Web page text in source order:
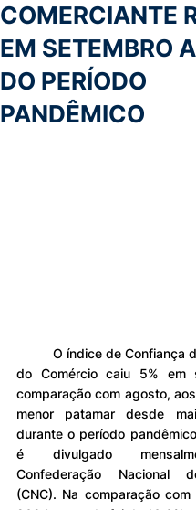
COMERCIANTE
EM SETEMBRO
DO PERÍODO
PANDÊMICO
do Comércio caiu 5% em
comparação com agosto,
menor patamar desde
durante o período
é divulgado
Confederação Nacional
(CNC). Na comparação